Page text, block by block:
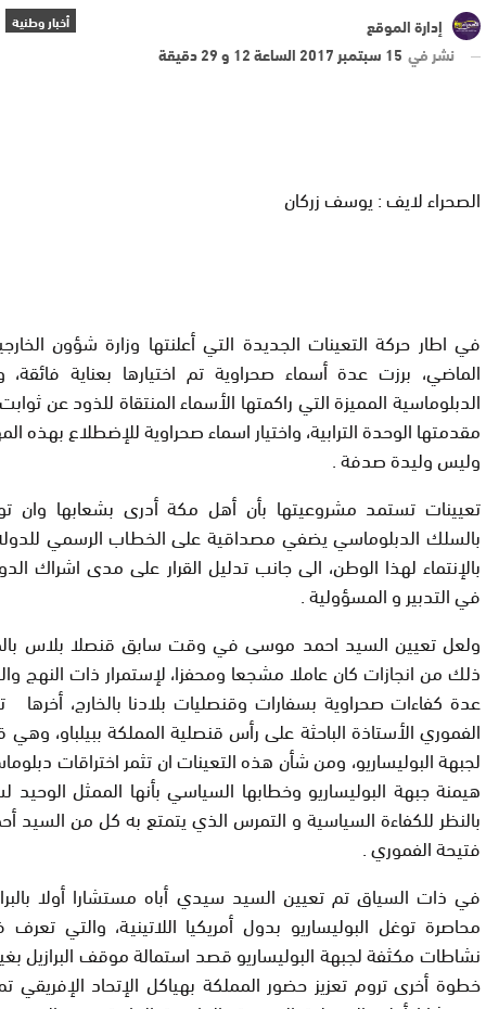
أخبار وطنية
إدارة الموقع
نشر في 15 سبتمبر 2017 الساعة 12 و 29 دقيقة
الصحراء لايف : يوسف زركان
في اطار حركة التعينات الجديدة التي أعلنتها وزارة شؤون
الماضي، برزت عدة أسماء صحراوية تم اختيارها بعناية فائقة،
الدبلوماسية المميزة التي راكمتها الأسماء المنتقاة للذود عن
مقدمتها الوحدة الترابية، واختيار اسماء صحراوية للإضطلاع بهذه
وليس وليدة صدفة .
تعيينات تستمد مشروعيتها بأن أهل مكة أدرى بشعابها وان
بالسلك الدبلوماسي يضفي مصداقية على الخطاب الرسمي
بالإنتماء لهذا الوطن، الى جانب تدليل القرار على مدى اشراك
في التدبير و المسؤولية .
ولعل تعيين السيد احمد موسى في وقت سابق قنصلا بلاس
ذلك من انجازات كان عاملا مشجعا ومحفزا، لإستمرار ذات النهج
عدة كفاءات صحراوية بسفارات وقنصليات بلادنا بالخارج،
الفموري الأستاذة الباحثة على رأس قنصلية المملكة ببيلباو،
لجبهة البوليساريو، ومن شأن هذه التعينات ان تثمر اختراقات
هيمنة جبهة البوليساريو وخطابها السياسي بأنها الممثل الوحيد
بالنظر للكفاءة السياسية و التمرس الذي يتمتع به كل من
فتيحة الفموري .
في ذات السياق تم تعيين السيد سيدي أباه مستشارا أولا
محاصرة توغل البوليساريو بدول أمريكيا اللاتينية، والتي
نشاطات مكثفة لجبهة البوليساريو قصد استمالة موقف البرازيل
خطوة أخرى تروم تعزيز حضور المملكة بهياكل الإتحاد الإفريقي